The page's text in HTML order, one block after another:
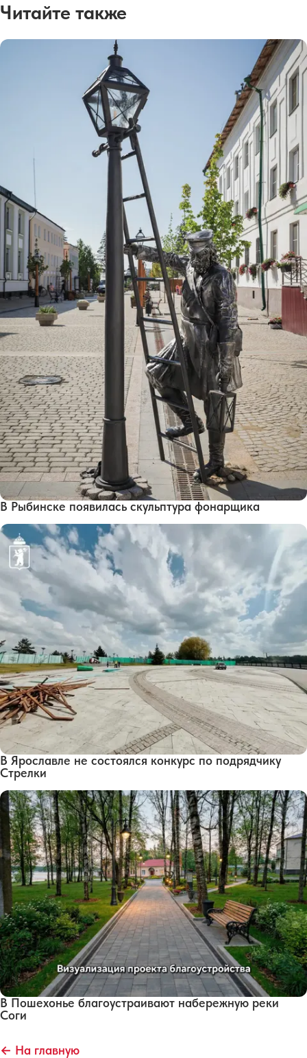
Читайте также
В Рыбинске появилась скульптура фонарщика
В Ярославле не состоялся конкурс по подрядчику
Стрелки
В Пошехонье благоустраивают набережную реки
Соги
← На главную